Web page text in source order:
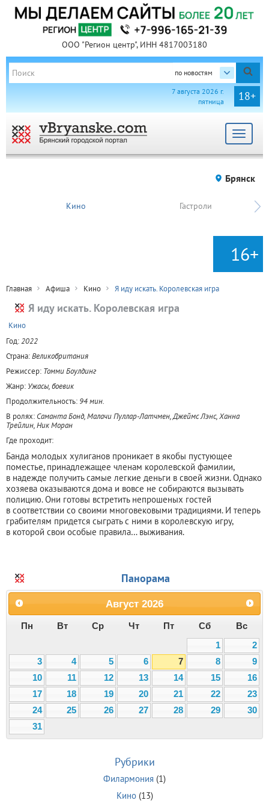
ООО "Регион центр", ИНН 4817003180
по новостям
18+
7 августа 2026 г.
пятница
Toggle
Брянск
Кино Гастроли
16+
Главная Афиша Кино Я иду искать. Королевская игра
Я иду искать. Королевская игра
Кино
Год:2022
Страна:Великобритания
Режиссер: Томми Боулдинг
Жанр: Ужасы, боевик
Продолжительность: 94 мин.
В ролях: Саманта Бонд, Малачи Пуллар-Латчмен, Джеймс Лэнс, Ханна
Трейлин, Ник Моран
Где проходит:
Банда молодых хулиганов проникает в якобы пустующее
поместье, принадлежащее членам королевской фамилии,
в надежде получить самые легкие деньги в своей жизни. Однако
хозяева оказываются дома и вовсе не собираются вызывать
полицию. Они готовы встретить непрошеных гостей
в соответствии со своими многовековыми традициями. И теперь
грабителям придется сыграть с ними в королевскую игру,
в которой свои особые правила… выживания.
Панорама
Август 2026
Пн Вт Ср Чт Пт Сб
Вс
1
2
3
4 5 6 7 8
9
10
11 12 13 14 15
16
17
18 19 20 21 22
23
24
25 26 27 28 29
30
31
Рубрики
Филармония (1)
Кино(13)